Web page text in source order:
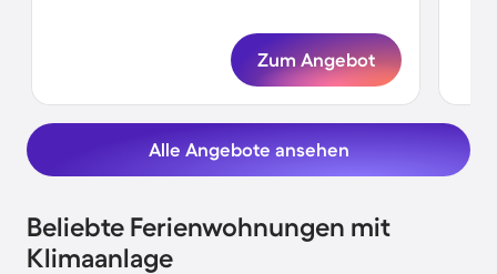
Zum Angebot
Alle Angebote ansehen
Beliebte Ferienwohnungen mit
Klimaanlage